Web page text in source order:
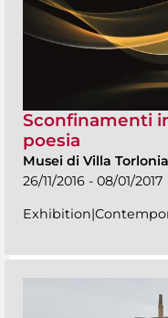
Sconfinamenti
poesia
Musei di Villa Torlonia
26/11/2016 - 08/01/2017